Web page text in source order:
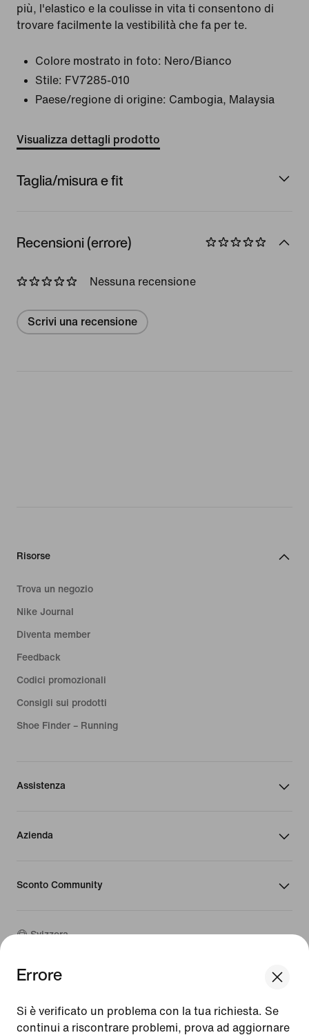
Update your location?
Errore
Si è verificato un problema con la tua richiesta. Se
continui a riscontrare problemi, prova ad aggiornare
più, l'elastico e la coulisse in vita ti consentono di
trovare facilmente la vestibilità che fa per te.
Colore mostrato in foto: Nero/Bianco
Stile: FV7285-010
Paese/regione di origine: Cambogia, Malaysia
Visualizza dettagli prodotto
Taglia/misura e fit
Recensioni (errore)
Nessuna recensione
Scrivi una recensione
Risorse
Trova un negozio
Nike Journal
Diventa member
Feedback
Codici promozionali
Consigli sui prodotti
Shoe Finder – Running
Assistenza
Azienda
Sconto Community
Svizzera
©2026 Nike, Inc. Tutti i diritti riservati
Condizioni d'uso
Condizioni di vendita